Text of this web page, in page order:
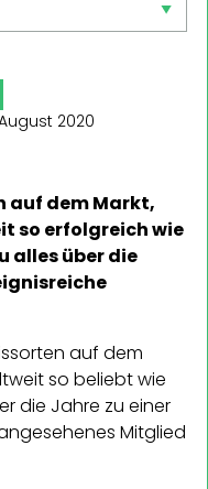
2020
auf dem Markt,
so erfolgreich wie
alles über die
auf dem
so beliebt wie
die Jahre zu einer
Mitglied